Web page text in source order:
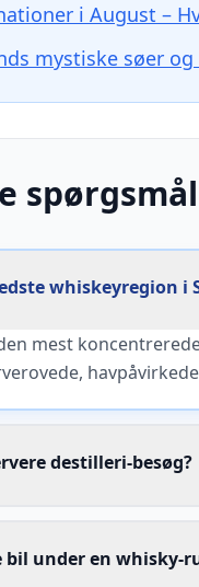
i August –
mystiske søer
spørgsmål
whiskeyregion i
mest
destilleri-besøg?
bil under en whisky-